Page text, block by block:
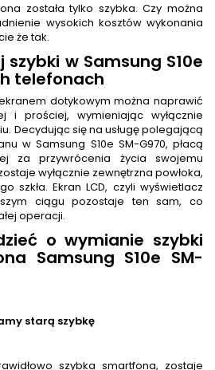
została tylko szybka. Czy można
wysokich kosztów wykonania
że tak.
w Samsung S10e
telefonach
dotykowym można naprawić
i prościej, wymieniając wyłącznie
Decydując się na usługę polegającą
w Samsung S10e SM-G970, płacą
za przywrócenia życia swojemu
wyłącznie zewnętrzna powłoka,
szkła. Ekran LCD, czyli wyświetlacz
ciągu pozostaje ten sam, co
operacji.
o wymianie szybki
Samsung S10e SM-
starą szybkę
szybka smartfona, zostaje